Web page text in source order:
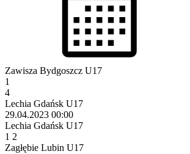
Zawisza Bydgoszcz U17
1
4
Lechia Gdańsk U17
29.04.2023 00:00
Lechia Gdańsk U17
1 2
Zagłębie Lubin U17